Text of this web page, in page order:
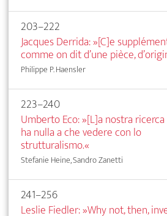
203–222
Jacques Derrida: »[C]e
comme on dit d’une pièce,
Philippe P. Haensler
223–240
Umberto Eco: »[L]a nostra
ha nulla a che vedere con lo
strutturalismo.«
Stefanie Heine, Sandro Zanetti
241–256
Leslie Fiedler: »Why not, then,